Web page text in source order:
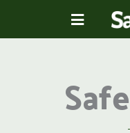
innehåll